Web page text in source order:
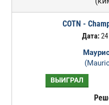
COTN -
Дата:24
ВЫИГРАЛ